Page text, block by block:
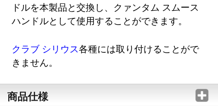
ドルを本製品と交換し、クァンタム スムース
ハンドルとして使用することができます。
クラブ シリウス各種には取り付けることがで
きません。
商品仕様